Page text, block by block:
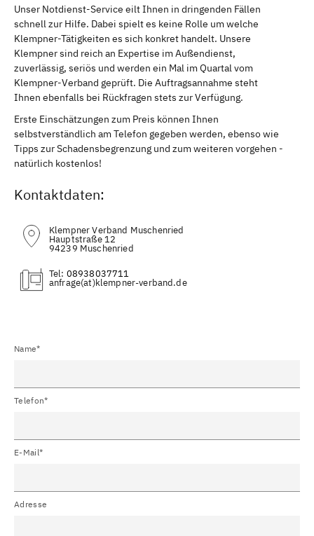
Unser Notdienst-Service eilt Ihnen in dringenden Fällen
schnell zur Hilfe. Dabei spielt es keine Rolle um welche
Klempner-Tätigkeiten es sich konkret handelt. Unsere
Klempner sind reich an Expertise im Außendienst,
zuverlässig, seriös und werden ein Mal im Quartal vom
Klempner-Verband geprüft. Die Auftragsannahme steht
Ihnen ebenfalls bei Rückfragen stets zur Verfügung.
Erste Einschätzungen zum Preis können Ihnen
selbstverständlich am Telefon gegeben werden, ebenso wie
Tipps zur Schadensbegrenzung und zum weiteren vorgehen -
natürlich kostenlos!
Kontaktdaten:
Klempner Verband Muschenried
Hauptstraße 12
94239 Muschenried
Tel: 08938037711
(at)
Name*
Telefon*
E-Mail*
Adresse